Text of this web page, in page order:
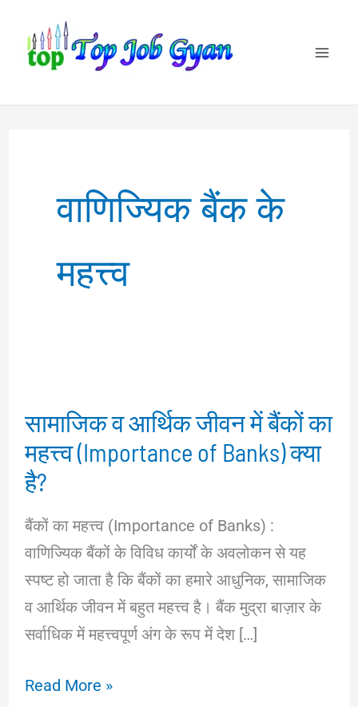
content
वाणिज्यिक बैंक के
महत्त्व
सामाजिक व आर्थिक जीवन में बैंकों का
महत्त्व (Importance of Banks) क्या
है?
बैंकों का महत्त्व (Importance of Banks) :
वाणिज्यिक बैंकों के विविध कार्यों के अवलोकन से यह
स्पष्ट हो जाता है कि बैंकों का हमारे आधुनिक, सामाजिक
व आर्थिक जीवन में बहुत महत्त्व है। बैंक मुद्रा बाज़ार के
सर्वाधिक में महत्त्वपूर्ण अंग के रूप में देश […]
सामाजिक
Read More »